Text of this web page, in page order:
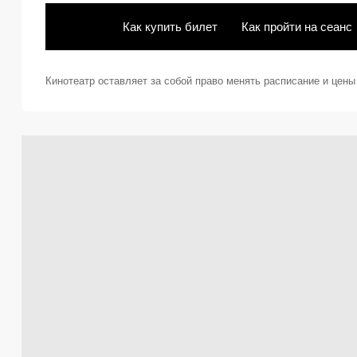
Как купить билет Как пройти на сеанс
Кинотеатр оставляет за собой право менять расписание и